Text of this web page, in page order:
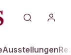
Ausstellungen